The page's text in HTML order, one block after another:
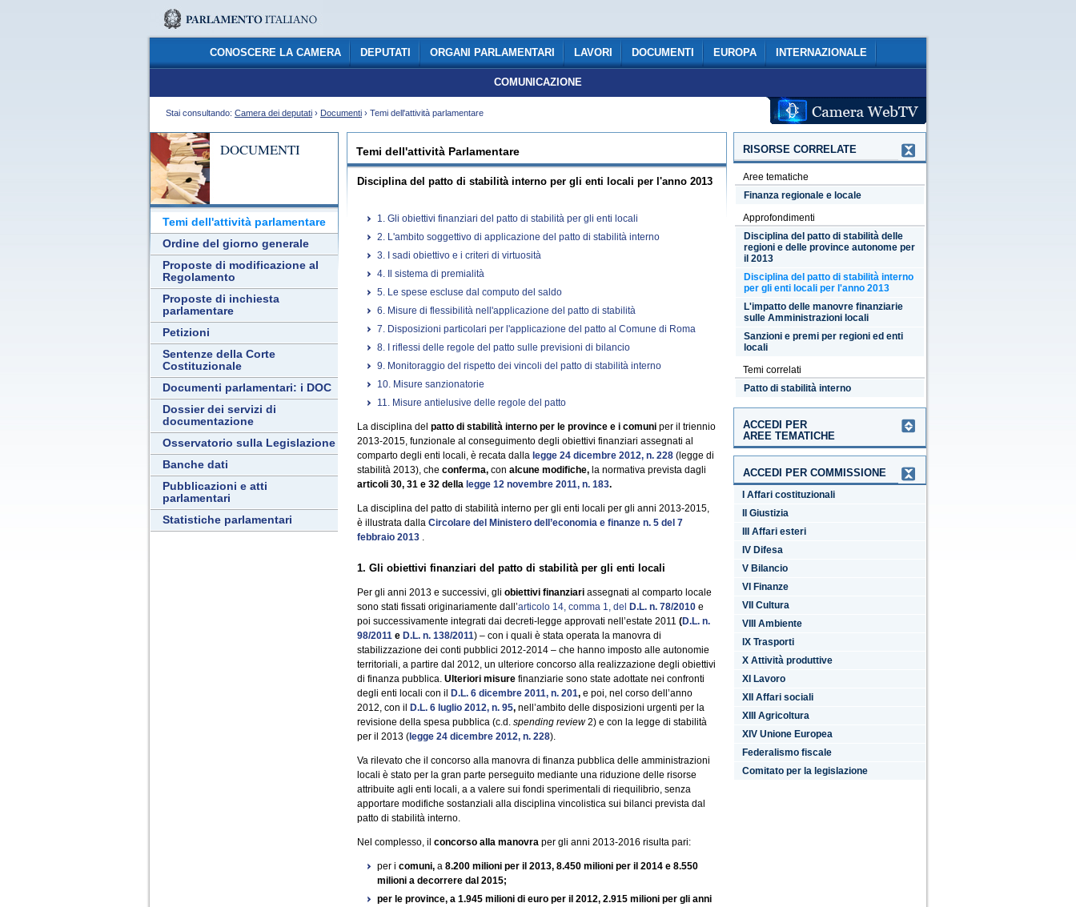
CONOSCERE LA CAMERA DEPUTATI ORGANI PARLAMENTARI LAVORI DOCUMENTI EUROPA INTERNAZIONALE
COMUNICAZIONE
Stai consultando: Camera dei deputati › Documenti › Temi dell'attività parlamentare
DOCUMENTI
Temi dell'attività parlamentare
Ordine del giorno generale
Proposte di modificazione al
Regolamento
Proposte di inchiesta
parlamentare
Petizioni
Sentenze della Corte
Costituzionale
Documenti parlamentari: i DOC
Dossier dei servizi di
documentazione
Osservatorio sulla Legislazione
Banche dati
Pubblicazioni e atti
parlamentari
Statistiche parlamentari
Temi dell'attività Parlamentare
Disciplina del patto di stabilità interno per gli enti locali per l'anno 2013
1. Gli obiettivi finanziari del patto di stabilità per gli enti locali
2. L'ambito soggettivo di applicazione del patto di stabilità interno
3. I sadi obiettivo e i criteri di virtuosità
4. Il sistema di premialità
5. Le spese escluse dal computo del saldo
6. Misure di flessibilità nell'applicazione del patto di stabilità
7. Disposizioni particolari per l'applicazione del patto al Comune di Roma
8. I riflessi delle regole del patto sulle previsioni di bilancio
9. Monitoraggio del rispetto dei vincoli del patto di stabilità interno
10. Misure sanzionatorie
11. Misure antielusive delle regole del patto
La disciplina del patto di stabilità interno per le province e i comuni per il triennio
2013-2015, funzionale al conseguimento degli obiettivi finanziari assegnati al
comparto degli enti locali, è recata dalla legge 24 dicembre 2012, n. 228 (legge di
stabilità 2013), che conferma, con alcune modifiche, la normativa prevista dagli
articoli 30, 31 e 32 della legge 12 novembre 2011, n. 183.
La disciplina del patto di stabilità interno per gli enti locali per gli anni 2013-2015,
è illustrata dalla Circolare del Ministero dell’economia e finanze n. 5 del 7
febbraio 2013 .
1. Gli obiettivi finanziari del patto di stabilità per gli enti locali
Per gli anni 2013 e successivi, gli obiettivi finanziari assegnati al comparto locale
sono stati fissati originariamente dall’articolo 14, comma 1, del D.L. n. 78/2010 e
poi successivamente integrati dai decreti-legge approvati nell’estate 2011 (D.L. n.
98/2011 e D.L. n. 138/2011) – con i quali è stata operata la manovra di
stabilizzazione dei conti pubblici 2012-2014 – che hanno imposto alle autonomie
territoriali, a partire dal 2012, un ulteriore concorso alla realizzazione degli obiettivi
di finanza pubblica. Ulteriori misure finanziarie sono state adottate nei confronti
degli enti locali con il
D.L. 6 dicembre 2011, n. 201, e poi, nel corso dell’anno
2012, con il
D.L. 6 luglio 2012, n. 95, nell’ambito delle disposizioni urgenti per la
revisione della spesa pubblica (c.d. spending review2) e con la legge di stabilità
per il 2013 ( legge 24 dicembre 2012, n. 228).
Va rilevato che il concorso alla manovra di finanza pubblica delle amministrazioni
locali è stato per la gran parte perseguito mediante una riduzione delle risorse
attribuite agli enti locali, a a valere sui fondi sperimentali di riequilibrio, senza
apportare modifiche sostanziali alla disciplina vincolistica sui bilanci prevista dal
patto di stabilità interno.
Nel complesso, il concorso alla manovra per gli anni 2013-2016 risulta pari:
per i comuni, a 8.200 milioni per il 2013, 8.450 milioni per il 2014 e 8.550
milioni a decorrere dal 2015;
per le province, a 1.945 milioni di euro per il 2012, 2.915 milioni per gli anni
RISORSE CORRELATE
Aree tematiche
Finanza regionale e locale
Approfondimenti
Disciplina del patto di stabilità delle
regioni e delle province autonome per
il 2013
Disciplina del patto di stabilità interno
per gli enti locali per l'anno 2013
L'impatto delle manovre finanziarie
sulle Amministrazioni locali
Sanzioni e premi per regioni ed enti
locali
Temi correlati
Patto di stabilità interno
ACCEDI PER
AREE TEMATICHE
ACCEDI PER COMMISSIONE
I Affari costituzionali
II Giustizia
III Affari esteri
IV Difesa
V Bilancio
VI Finanze
VII Cultura
VIII Ambiente
IX Trasporti
X Attività produttive
XI Lavoro
XII Affari sociali
XIII Agricoltura
XIV Unione Europea
Federalismo fiscale
Comitato per la legislazione